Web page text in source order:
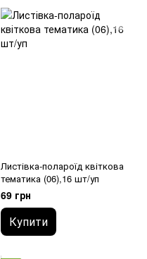
Листівка-полароїд квіткова
тематика (06),16 шт/уп
69 грн
Купити